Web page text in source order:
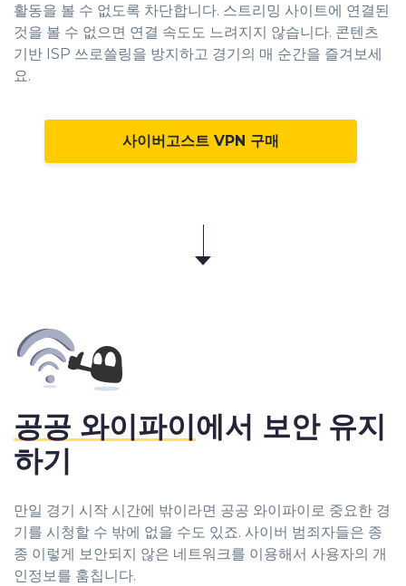
활동을 볼 수 없도록 차단합니다. 스트리밍 사이트에 연결된
것을 볼 수 없으면 연결 속도도 느려지지 않습니다. 콘텐츠
기반 ISP 쓰로쓸링을 방지하고 경기의 매 순간을 즐겨보세
요.
사이버고스트 VPN 구매
공공 와이파이에서 보안 유지
하기
만일 경기 시작 시간에 밖이라면 공공 와이파이로 중요한 경
기를 시청할 수 밖에 없을 수도 있죠. 사이버 범죄자들은 종
종 이렇게 보안되지 않은 네트워크를 이용해서 사용자의 개
인정보를 훔칩니다.